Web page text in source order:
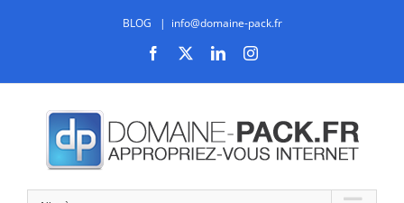
BLOG | info@domaine-pack.fr
Facebook LinkedInInstagram